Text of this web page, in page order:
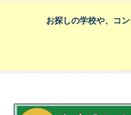
お探しの学校や、コ